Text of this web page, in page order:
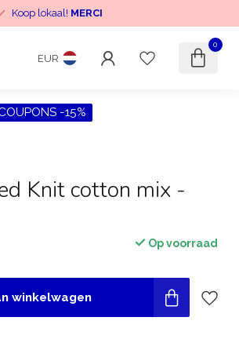
Koop lokaal! MERCI
EUR
0
-15%
Knit cotton mix -
Op voorraad
winkelwagen